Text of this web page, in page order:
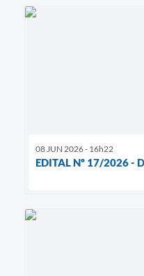
08 JUN 2026 - 16h22
EDITAL Nº 17/2026 -